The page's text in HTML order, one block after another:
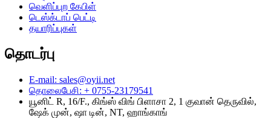
வெளிப்புற கேபிள்
டெஸ்க்டாப் பெட்டி
தயாரிப்புகள்
தொடர்பு
E-mail: sales@oyii.net
தொலைபேசி: + 0755-23179541
யூனிட் R, 16/F., கிங்ஸ் விங் பிளாசா 2, 1 குவான் தெருவில்,
ஷேக் முன், ஷா டின், NT, ஹாங்காங்